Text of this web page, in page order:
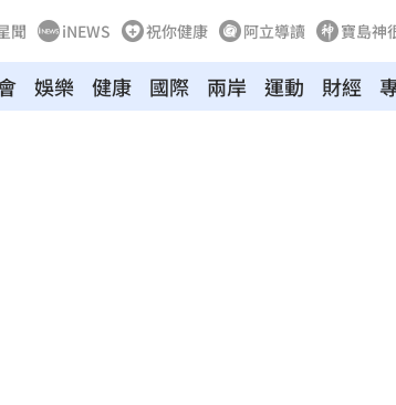
聞 iNEWS 祝你健康 阿立導讀 寶島神
娛樂 健康 國際 兩岸 運動 財經